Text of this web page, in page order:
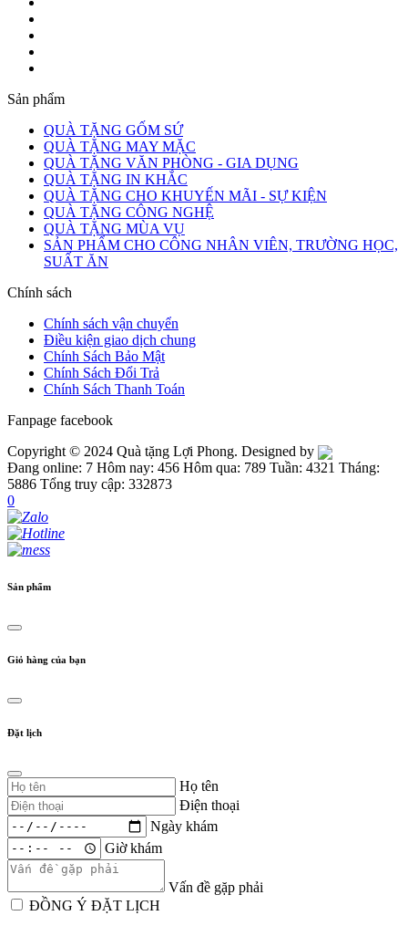
Sản phẩm
QUÀ TẶNG GỐM SỨ
QUÀ TẶNG MAY MẶC
QUÀ TẶNG VĂN PHÒNG - GIA DỤNG
QUÀ TẶNG IN KHẮC
QUÀ TẶNG CHO KHUYẾN MÃI - SỰ KIỆN
QUÀ TẶNG CÔNG NGHỆ
QUÀ TẶNG MÙA VỤ
SẢN PHẨM CHO CÔNG NHÂN VIÊN, TRƯỜNG HỌC,
SUẤT ĂN
Chính sách
Chính sách vận chuyển
Điều kiện giao dịch chung
Chính Sách Bảo Mật
Chính Sách Đổi Trả
Chính Sách Thanh Toán
Fanpage facebook
Copyright © 2024 Quà tặng Lợi Phong. Designed by
Đang online: 7 Hôm nay: 456 Hôm qua: 789 Tuần: 4321 Tháng:
5886 Tổng truy cập: 332873
0
Sản phẩm
Giỏ hàng của bạn
Đặt lịch
Họ tên
Điện thoại
Ngày khám
Giờ khám
Vấn đề gặp phải
ĐỒNG Ý ĐẶT LỊCH